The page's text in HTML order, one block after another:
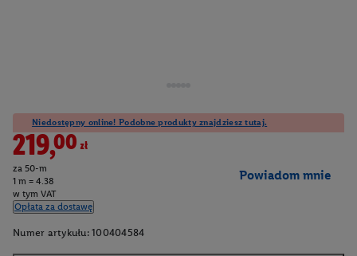
Niedostępny online! Podobne produkty znajdziesz tutaj.
219,00zł
za 50-m
1 m = 4.38
w tym VAT
Opłata za dostawę
Powiadom mnie
Numer artykułu: 100404584